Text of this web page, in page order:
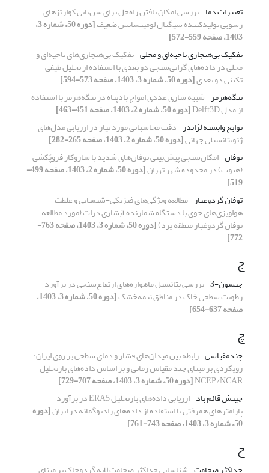
تغییرات دما بررسی امکان یافتن راه‌حل برای سن‌یابی کوارتزهای
رسوبی تولیدکننده سیگنال لومینسانس ضعیف [دوره 50، شماره 3،
1403، صفحه 559-572]
تفکیک بی‌هنجاری ناحیه‌ای و محلی تفکیک بی‌هنجاری‌های ناحیه‌‌‌ای و
محلی در داده‌های گرانی‌سنجی دو بعدی با استفاده از تحلیل طیفی
تکینی دو بعدی[دوره 50، شماره 3، 1403، صفحه 573-594]
تنگه‌هرمز شبیه‏ سازی عددی امواج بادپناه در تنگه‌هرمز با استفاده
از مدل Delft3D
[دوره 50، شماره 2، 1403، صفحه 451-463]
توابع وابسته لژاندر دقت محاسباتی مورد نیاز در ارزیابی مدل‌های
ژئوپتانسیلی جهانی[دوره 50، شماره 2، 1403، صفحه 265-282]
توفان امکان‌سنجی پیش‌بینی توفان‌های شدید با سازوکار فروپُکشی
(هبوب) در محدوده شهر تهران [دوره 50، شماره 2، 1403، صفحه 499-
519]
توفان گردوغبار مطالعه ویژگی‌های فیزیکی-شیمیایی و غلظت
هواویزی‌های جوی با دستگاه شمارنده آبشاری ذرات (مورد مطالعه
توفان گردوغبار منطقه یزد) [دوره 50، شماره 3، 1403، صفحه 763-
772]
ج
جیسون-3 بررسی پتانسیل ماهواره‌های ارتفاع‌سنجی در برآورد
رطوبت سطحی خاک در مناطق نیمه‌خشک [دوره 50، شماره 3، 1403،
صفحه 637-654]
چ
چندمقیاسی رابطه بین میدان‌های فشار و دمای سطحی بر روی ایران:
رویکردی بر مبنای چند مقیاس زمانی و بر اساس داده‌های بازتحلیل
NCEP/NCAR[دوره 50، شماره 3، 1403، صفحه 707-729]
چینش قائم باد
ارزیابی داده‌های بازتحلیل ERA5 در برآورد
پارامترهای همرفتی با استفاده از داده‌های رادیوگمانه در ایران[دوره
50، شماره 3، 1403، صفحه 743-761]
ح
حداکثر ضخامت شناسایی حداکثر ضخامت لایه گردوخاک بر مبنای